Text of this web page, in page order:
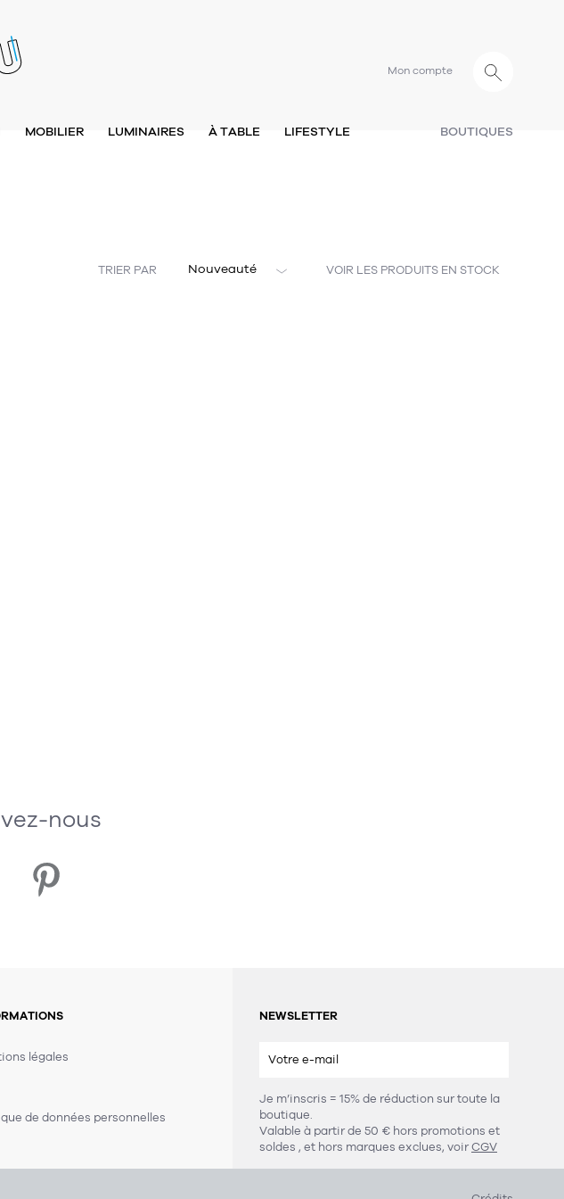
Mon compte
BOUTIQUES
MOBILIER LUMINAIRES À TABLE LIFESTYLE
TRIER PAR Nouveauté VOIR LES PRODUITS EN STOCK
nous
NEWSLETTER
Je m’inscris = 15% de réduction sur toute la
boutique.
Valable à partir de 50 € hors promotions et
soldes , et hors marques exclues, voirCGV
légales
de données personnelles